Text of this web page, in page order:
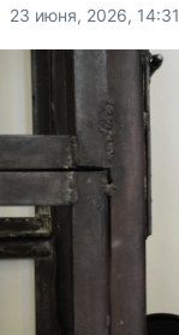
23 июня, 2026, 14:31